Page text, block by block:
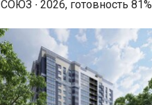
СОЮЗ ∙ 2026, готовность 81%